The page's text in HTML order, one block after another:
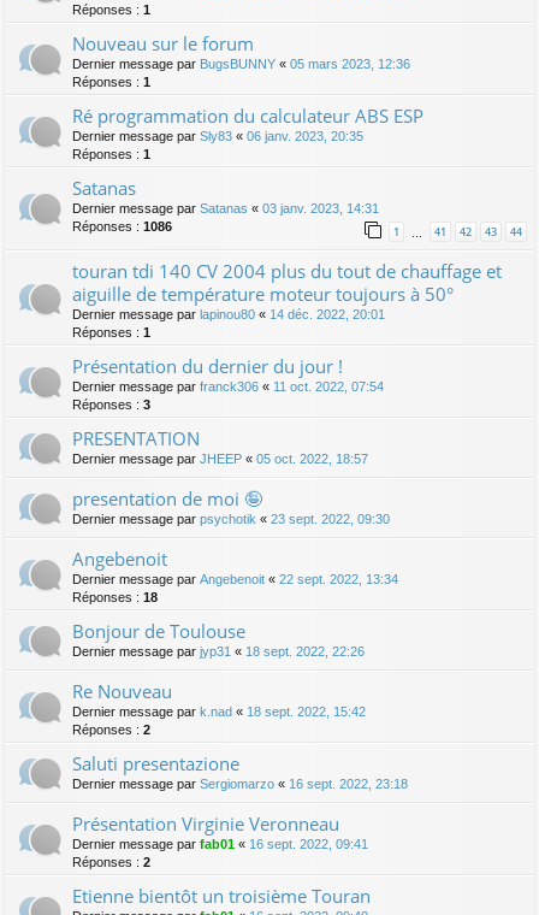
Réponses : 1
Nouveau sur le forum
Dernier message par BugsBUNNY « 05 mars 2023, 12:36
Réponses : 1
Ré programmation du calculateur ABS ESP
Dernier message par Sly83 « 06 janv. 2023, 20:35
Réponses : 1
Satanas
Dernier message par Satanas « 03 janv. 2023, 14:31
Réponses : 1086 1 41 42 43 44
touran tdi 140 CV 2004 plus du tout de chauffage et
aiguille de température moteur toujours à 50°
Dernier message par lapinou80 « 14 déc. 2022, 20:01
Réponses : 1
Présentation du dernier du jour !
Dernier message par franck306 « 11 oct. 2022, 07:54
Réponses : 3
PRESENTATION
Dernier message par JHEEP « 05 oct. 2022, 18:57
presentation de moi 🤪
Dernier message par psychotik « 23 sept. 2022, 09:30
Angebenoit
Dernier message par Angebenoit « 22 sept. 2022, 13:34
Réponses : 18
Bonjour de Toulouse
Dernier message par jyp31 « 18 sept. 2022, 22:26
Re Nouveau
Dernier message par k.nad « 18 sept. 2022, 15:42
Réponses : 2
Saluti presentazione
Dernier message par Sergiomarzo « 16 sept. 2022, 23:18
Présentation Virginie Veronneau
Dernier message par fab01 « 16 sept. 2022, 09:41
Réponses : 2
Etienne bientôt un troisième Touran